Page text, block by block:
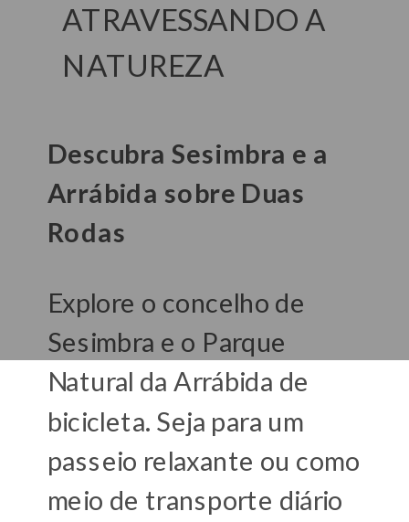
ATRAVESSANDO A
NATUREZA
Descubra Sesimbra e a
Arrábida sobre Duas
Rodas
Explore o concelho de
Sesimbra e o Parque
Natural da Arrábida de
bicicleta. Seja para um
passeio relaxante ou como
meio de transporte diário